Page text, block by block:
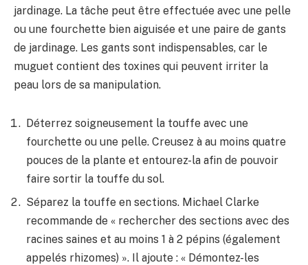
jardinage. La tâche peut être effectuée avec une pelle
ou une fourchette bien aiguisée et une paire de gants
de jardinage. Les gants sont indispensables, car le
muguet contient des toxines qui peuvent irriter la
peau lors de sa manipulation.
Déterrez soigneusement la touffe avec une
fourchette ou une pelle. Creusez à au moins quatre
pouces de la plante et entourez-la afin de pouvoir
faire sortir la touffe du sol.
Séparez la touffe en sections. Michael Clarke
recommande de « rechercher des sections avec des
racines saines et au moins 1 à 2 pépins (également
appelés rhizomes) ». Il ajoute : « Démontez-les